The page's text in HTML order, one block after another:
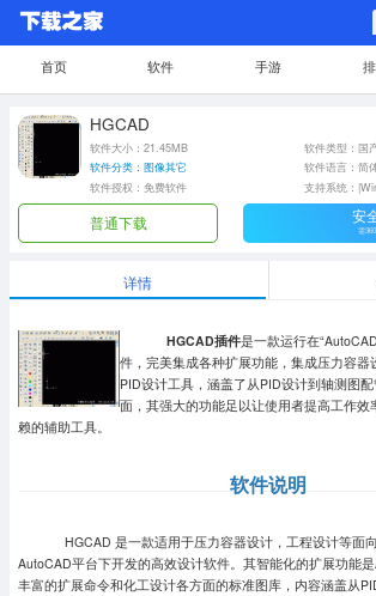
首页 软件 手游
HGCAD
软件大小：21.45MB
软件类型：国
软件分类：图像其它
软件语言：简
软件授权：免费软件
支持系统：
普通下载 安
需
详情
HGCAD插件是一款运行在
件，完美集成各种扩展功能，集成压力容器
PID设计工具，涵盖了从PID设计到轴测图
面，其强大的功能足以让使用者提高工作
赖的辅助工具。
软件说明
HGCAD 是一款适用于压力容器设计，工程设计等面
AutoCAD平台下开发的高效设计软件。其智能化的扩展功能
丰富的扩展命令和化工设计各方面的标准图库，内容涵盖从